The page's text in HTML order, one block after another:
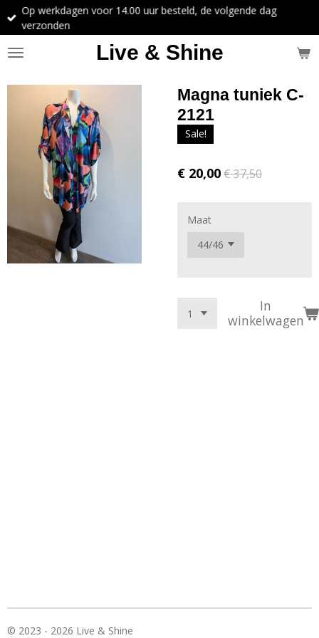
Ga
direct
de
Live & Shine
Op werkdagen voor 14.00 uur besteld, de volgende dag
verzonden
Magna tuniek C-
2121
Sale!
€ 20,00€ 37,50
Maat
In
winkelwagen
© 2023 - 2026 Live & Shine